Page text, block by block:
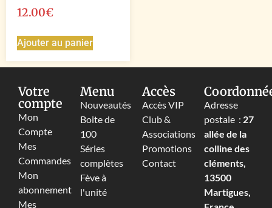
12.00€
Ajouter au panier
Votre
compte
Mon
Compte
Mes
Commandes
Mon
abonnement
Mes
Menu
Nouveautés
Boite de
100
Séries
complètes
Fève à
l'unité
Accès
Accès VIP
Club &
Associations
Promotions
Contact
Adresse
postale : 27
allée de la
colline des
cléments,
13500
Martigues,